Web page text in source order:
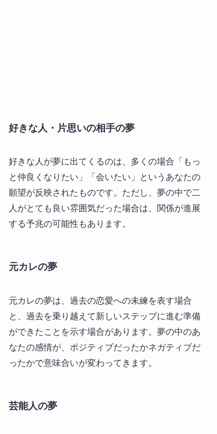
好きな人・片思いの相手の夢
好きな人が夢に出てくるのは、多くの場合「もっ
と仲良くなりたい」「会いたい」というあなたの
願望が反映されたものです。ただし、夢の中で二
人がとても良い雰囲気だった場合は、関係が進展
する予兆の可能性もあります。
元カレの夢
元カレの夢は、過去の恋愛への未練を表す場合
と、過去を乗り越えて新しいステップに進む準備
ができたことを示す場合があります。夢の中のあ
なたの感情が、ポジティブだったかネガティブだ
ったかで意味合いが変わってきます。
芸能人の夢